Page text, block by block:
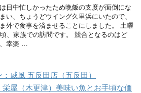
日中忙しかったため晩飯の支度が面倒にな
い、ちょうどウイング久里浜にいたので、
外で食事を済ませることにしました。 土曜
頃、家族での訪問です。 競合となるのはど
幸楽 …
威風 五反田店（五反田）
屋（木更津）美味い魚とお手頃な価